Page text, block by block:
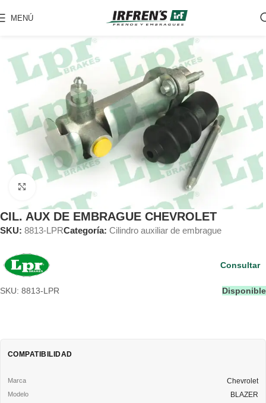
MENÚ
CIL. AUX DE EMBRAGUE CHEVROLET
SKU: 8813-LPRCategoría: Cilindro auxiliar de embrague
SKU: 8813-LPR Disponible
Consultar
COMPATIBILIDAD
Chevrolet
BLAZER